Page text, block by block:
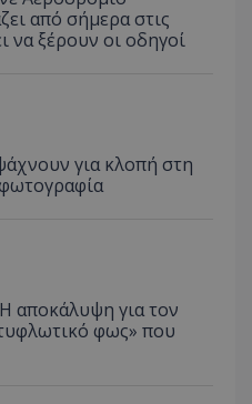
από σήμερα στις
να ξέρουν οι οδηγοί
για κλοπή στη
αποκάλυψη για τον
φως» που